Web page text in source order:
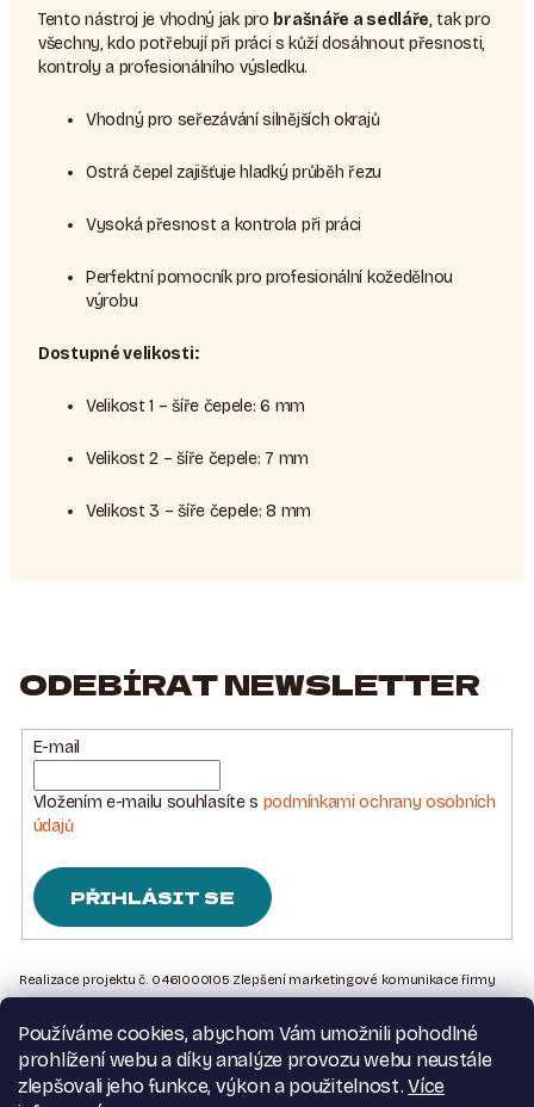
Používáme cookies, abychom Vám umožnili pohodlné
prohlížení webu a díky analýze provozu webu neustále
zlepšovali jeho funkce, výkon a použitelnost.Více
Tento nástroj je vhodný jak pro brašnáře a sedláře, tak pro
všechny, kdo potřebují při práci s kůží dosáhnout přesnosti,
kontroly a profesionálního výsledku.
Vhodný pro seřezávání silnějších okrajů
Ostrá čepel zajišťuje hladký průběh řezu
Vysoká přesnost a kontrola při práci
Perfektní pomocník pro profesionální kožedělnou
výrobu
Dostupné velikosti:
Velikost 1 – šíře čepele: 6 mm
Velikost 2 – šíře čepele: 7 mm
Velikost 3 – šíře čepele: 8 mm
ODEBÍRAT NEWSLETTER
E-mail
Vložením e-mailu souhlasíte s podmínkami ochrany osobních
údajů
PŘIHLÁSIT SE
Á
P
A
T
Realizace projektu č. 0461000105 Zlepšení marketingové komunikace firmy
Kontakt na nás
Obchodní podmínky